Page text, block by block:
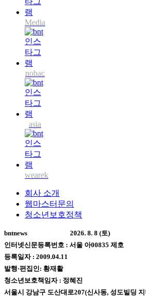
Media
nobac
asia
wearek
회사 소개
웹마스터문의
청소년보호정책
bntnews
2026. 8. 8 (토)
인터넷신문등록번호 : 서울 아00835 제호
등록일자 : 2009.04.11
발행·편집인: 황재활
청소년보호책임자 : 정혜진
서울시 강남구 도산대로207(신사동, 성도빌딩